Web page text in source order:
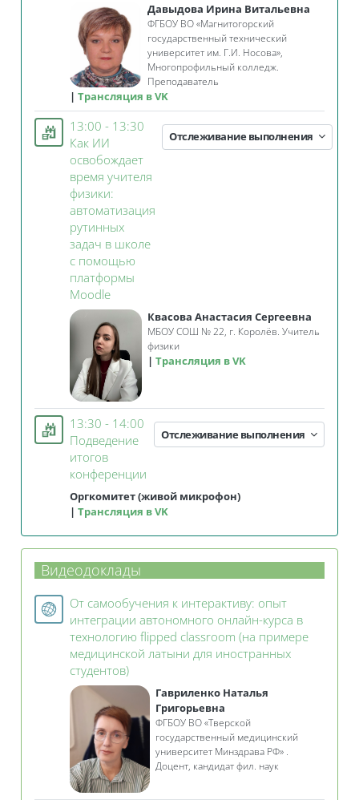
Давыдова Ирина Витальевна
ФГБОУ ВО «Магнитогорский
государственный технический
университет им. Г.И. Носова»,
Многопрофильный колледж.
Преподаватель
Трансляция в VK
13:00 - 13:30
Как ИИ
освобождает
время учителя
физики:
автоматизация
рутинных
задач в школе
с помощью
платформы
MoodleЗанятие 3KL
Отслеживание выполнения
Квасова Анастасия Сергеевна
МБОУ СОШ № 22, г. Королёв. Учитель
физики
Трансляция в VK
13:30 - 14:00
Подведение
итогов
конференции
Отслеживание выполнения
Оргкомитет (живой микрофон)
Трансляция в VK
Видеодоклады
От самообучения к интерактиву: опыт
интеграции автономного онлайн-курса в
технологию flipped classroom (на примере
медицинской латыни для иностранных
студентов)Гиперссылка
Гавриленко Наталья
Григорьевна
ФГБОУ ВО «Тверской
государственный медицинский
университет Минздрава РФ» .
Доцент, кандидат фил. наук